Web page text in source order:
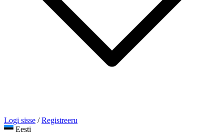
Logi sisse / Registreeru
Eesti